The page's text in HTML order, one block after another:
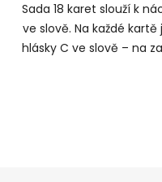
Sada 18 karet slouží k
ve slově. Na každé
hlásky C ve slově – na